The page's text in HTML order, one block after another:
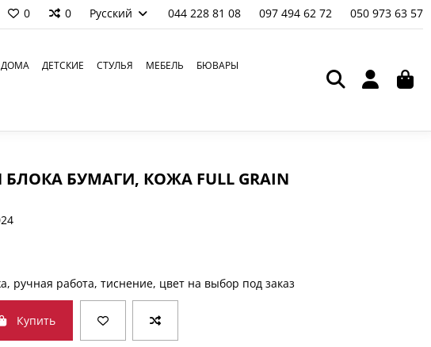
0 0 Русский 044 228 81 08 097 494 62 72 050 973 63 57
ДОМА ДЕТСКИЕ СТУЛЬЯ МЕБЕЛЬ БЮВАРЫ
БУМАГИ, КОЖА FULL GRAIN
ручная работа, тиснение, цвет на выбор под заказ
Купить